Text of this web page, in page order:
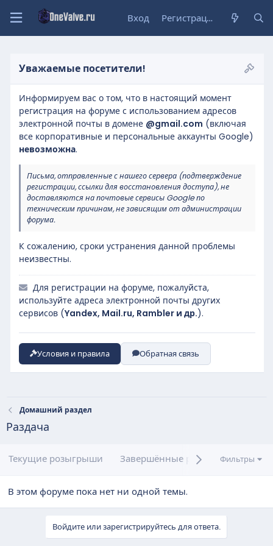
Вход Регистрация
Уважаемые посетители!
Информируем вас о том, что в настоящий момент
регистрация на форуме с использованием адресов
электронной почты в домене @gmail.com (включая
все корпоративные и персональные аккаунты Google)
невозможна.
Письма, отправленные с нашего сервера (подтверждение
регистрации, ссылки для восстановления доступа), не
доставляются на почтовые сервисы Google по
техническим причинам, не зависящим от администрации
форума.
К сожалению, сроки устранения данной проблемы
неизвестны.
Для регистрации на форуме, пожалуйста,
используйте адреса электронной почты других
сервисов (Yandex, Mail.ru, Rambler и др.).
Условия и правила Обратная связь
Домашний раздел
Раздача
Текущие розыгрыши Завершённые розыгрыши
Фильтры
В этом форуме пока нет ни одной темы.
Войдите или зарегистрируйтесь для ответа.